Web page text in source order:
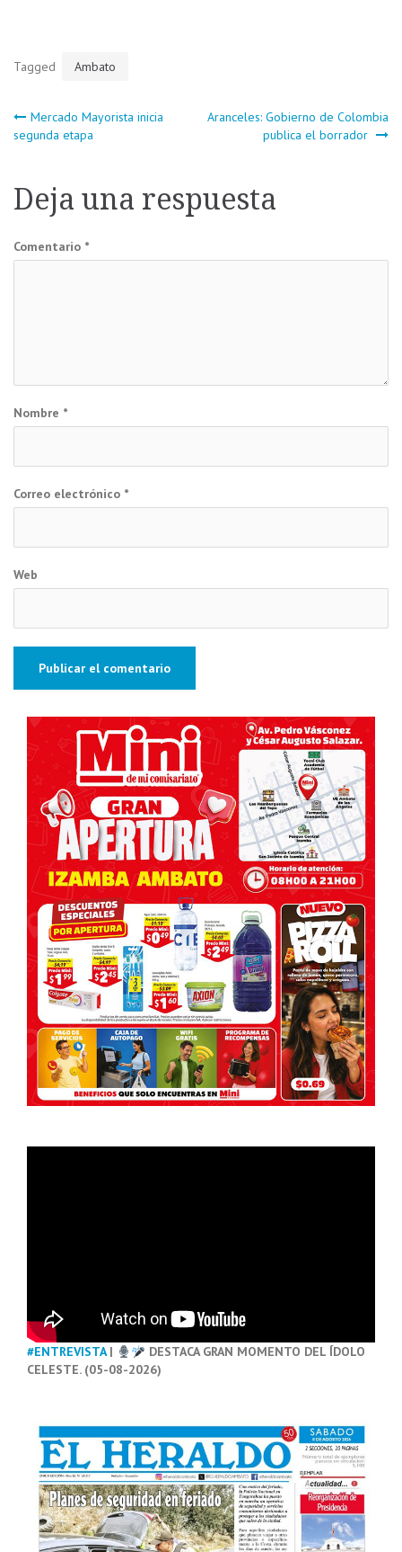
Tagged Ambato
Navegación
entradas
Mercado Mayorista inicia
segunda etapa
Aranceles: Gobierno de Colombia
publica el borrador
Deja una respuesta
Comentario *
Nombre *
Correo electrónico *
Web
#ENTREVISTA|
DESTACA GRAN MOMENTO DEL ÍDOLO
CELESTE. (05-08-2026)